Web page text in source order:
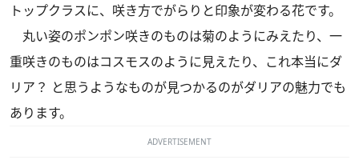
トップクラスに、咲き方でがらりと印象が変わる花です。
丸い姿のポンポン咲きのものは菊のようにみえたり、一
重咲きのものはコスモスのように見えたり、これ本当にダ
リア？ と思うようなものが見つかるのがダリアの魅力でも
あります。
ADVERTISEMENT